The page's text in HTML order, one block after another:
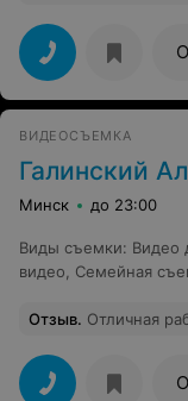
мая 2013. Сколько
каждый раз
Музыка подобрана
самые! Сами мы из
свадьбы был в
свадьбы - и в итоге
назад был
Можно сказать -
человек
рекомендую!
свадьбы. Еще раз
получаю при
ВИДЕОСЪЕМКА
Галинский
Минск до 23:00
Виды съемки: Видео
видео, Семейная
Отзыв. Отличная